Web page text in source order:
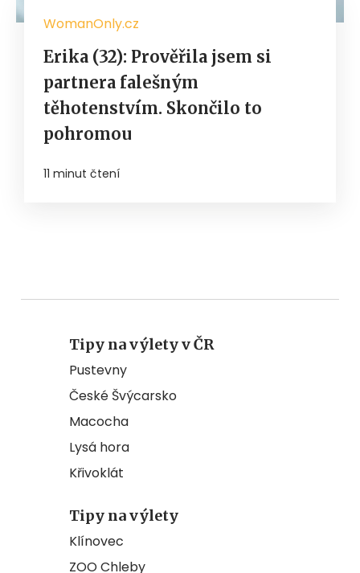
WomanOnly.cz
Erika (32): Prověřila jsem si
partnera falešným
těhotenstvím. Skončilo to
pohromou
11 minut čtení
Tipy na výlety v ČR
Pustevny
České Švýcarsko
Macocha
Lysá hora
Křivoklát
Tipy na výlety
Klínovec
ZOO Chleby